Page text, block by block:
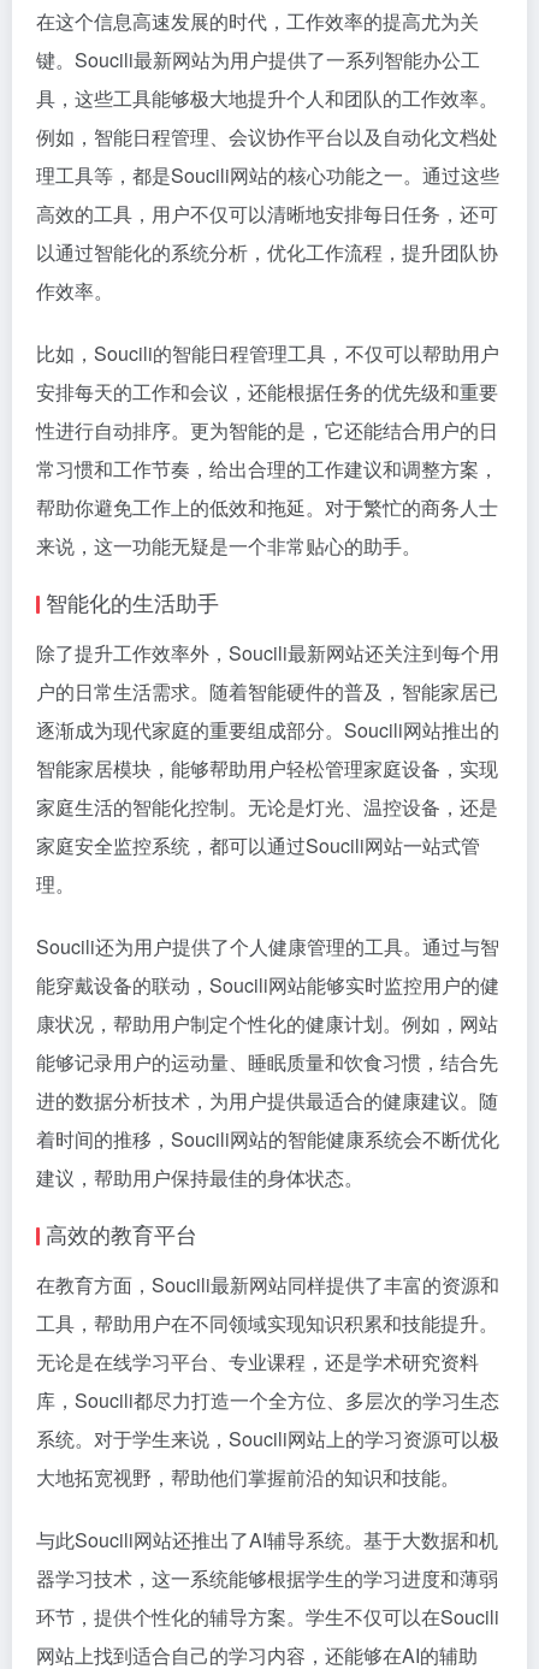
在这个信息高速发展的时代，工作效率的提高尤为关
键。Soucili最新网站为用户提供了一系列智能办公工
具，这些工具能够极大地提升个人和团队的工作效率。
例如，智能日程管理、会议协作平台以及自动化文档处
理工具等，都是Soucili网站的核心功能之一。通过这些
高效的工具，用户不仅可以清晰地安排每日任务，还可
以通过智能化的系统分析，优化工作流程，提升团队协
作效率。
比如，Soucili的智能日程管理工具，不仅可以帮助用户
安排每天的工作和会议，还能根据任务的优先级和重要
性进行自动排序。更为智能的是，它还能结合用户的日
常习惯和工作节奏，给出合理的工作建议和调整方案，
帮助你避免工作上的低效和拖延。对于繁忙的商务人士
来说，这一功能无疑是一个非常贴心的助手。
智能化的生活助手
除了提升工作效率外，Soucili最新网站还关注到每个用
户的日常生活需求。随着智能硬件的普及，智能家居已
逐渐成为现代家庭的重要组成部分。Soucili网站推出的
智能家居模块，能够帮助用户轻松管理家庭设备，实现
家庭生活的智能化控制。无论是灯光、温控设备，还是
家庭安全监控系统，都可以通过Soucili网站一站式管
理。
Soucili还为用户提供了个人健康管理的工具。通过与智
能穿戴设备的联动，Soucili网站能够实时监控用户的健
康状况，帮助用户制定个性化的健康计划。例如，网站
能够记录用户的运动量、睡眠质量和饮食习惯，结合先
进的数据分析技术，为用户提供最适合的健康建议。随
着时间的推移，Soucili网站的智能健康系统会不断优化
建议，帮助用户保持最佳的身体状态。
高效的教育平台
在教育方面，Soucili最新网站同样提供了丰富的资源和
工具，帮助用户在不同领域实现知识积累和技能提升。
无论是在线学习平台、专业课程，还是学术研究资料
库，Soucili都尽力打造一个全方位、多层次的学习生态
系统。对于学生来说，Soucili网站上的学习资源可以极
大地拓宽视野，帮助他们掌握前沿的知识和技能。
与此Soucili网站还推出了AI辅导系统。基于大数据和机
器学习技术，这一系统能够根据学生的学习进度和薄弱
环节，提供个性化的辅导方案。学生不仅可以在Soucili
网站上找到适合自己的学习内容，还能够在AI的辅助